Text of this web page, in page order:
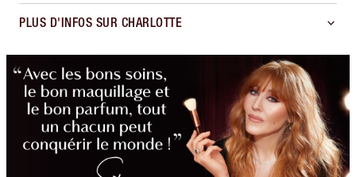
PLUS D'INFOS SUR CHARLOTTE